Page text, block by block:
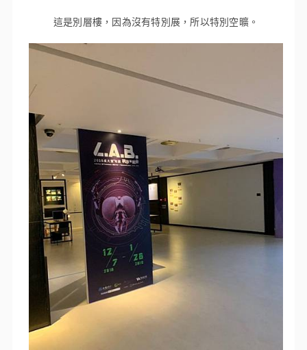
這是別層樓，因為沒有特別展，所以特別空曠。